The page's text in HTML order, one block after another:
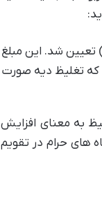
تعیین شد. این مبلغ
که تغلیظ دیه صورت
به معنای افزایش
های حرام در تقویم